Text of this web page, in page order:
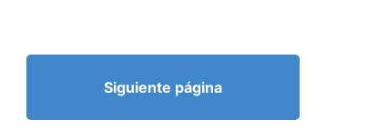
Siguiente página